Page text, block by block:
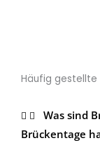
Häufig gestellte
Was sind
Brückentage